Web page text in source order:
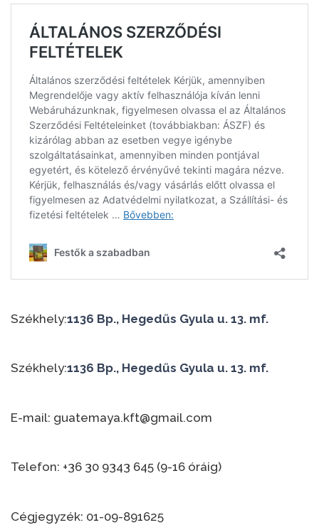
Székhely:1136 Bp., Hegedűs Gyula u. 13. mf.
Székhely:1136 Bp., Hegedűs Gyula u. 13. mf.
E-mail: guatemaya.kft@gmail.com
Telefon: +36 30 9343 645 (9-16 óráig)
Cégjegyzék: 01-09-891625